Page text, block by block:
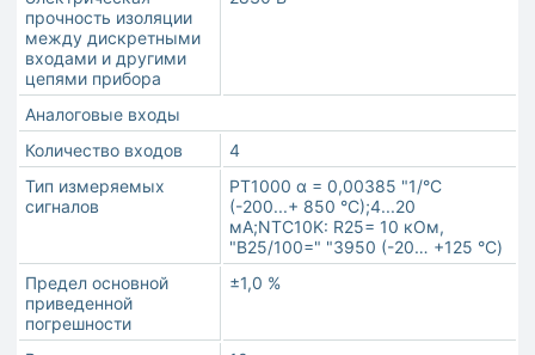
прочность изоляции
между дискретными
входами и другими
цепями прибора
Аналоговые входы
Количество входов
4
Тип измеряемых
сигналов
РТ1000 α = 0,00385 "1/°C
(-200...+ 850 °C);4...20
мА;NTC10K: R25= 10 кОм,
"B25/100=" "3950 (-20… +125 °С)
Предел основной
приведенной
погрешности
±1,0 %